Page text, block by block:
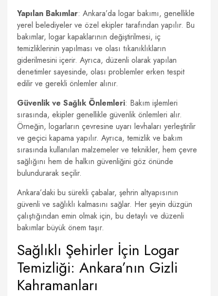
Yapılan Bakımlar: Ankara’da logar bakımı, genellikle
yerel belediyeler ve özel ekipler tarafından yapılır. Bu
bakımlar, logar kapaklarının değiştirilmesi, iç
temizliklerinin yapılması ve olası tıkanıklıkların
giderilmesini içerir. Ayrıca, düzenli olarak yapılan
denetimler sayesinde, olası problemler erken tespit
edilir ve gerekli önlemler alınır.
Güvenlik ve Sağlık Önlemleri: Bakım işlemleri
sırasında, ekipler genellikle güvenlik önlemleri alır.
Örneğin, logarların çevresine uyarı levhaları yerleştirilir
ve geçici kapama yapılır. Ayrıca, temizlik ve bakım
sırasında kullanılan malzemeler ve teknikler, hem çevre
sağlığını hem de halkın güvenliğini göz önünde
bulundurarak seçilir.
Ankara’daki bu sürekli çabalar, şehrin altyapısının
güvenli ve sağlıklı kalmasını sağlar. Her şeyin düzgün
çalıştığından emin olmak için, bu detaylı ve düzenli
bakımlar büyük önem taşır.
Sağlıklı Şehirler İçin Logar
Temizliği: Ankara’nın Gizli
Kahramanları